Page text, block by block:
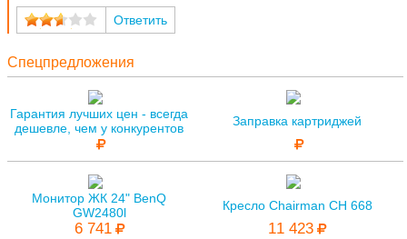
Ответить
Спецпредложения
Гарантия лучших цен - всегда
дешевле, чем у конкурентов
Заправка картриджей
Монитор ЖК 24" BenQ
GW2480l
6 741
Кресло Chairman CH 668
11 423